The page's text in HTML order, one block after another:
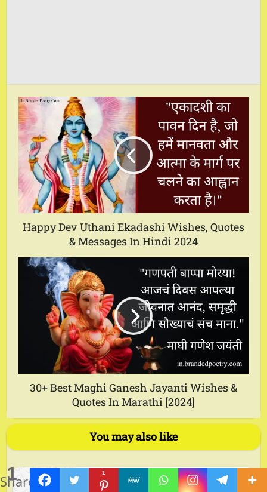
1
Share 1
Happy Dev Uthani Ekadashi Wishes, Quotes
& Messages In Hindi 2024
30+ Best Maghi Ganesh Jayanti Wishes &
Quotes In Marathi [2024]
You may also like
Hindi Poetry
Vegas Hero Casino: